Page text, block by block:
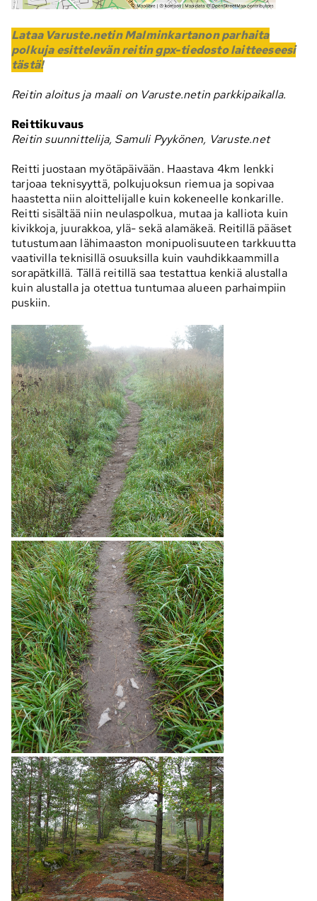
Lataa Varuste.netin Malminkartanon parhaita
polkuja esittelevän reitin gpx-tiedosto laitteeseesi
tästä!
Reitin aloitus ja maali on Varuste.netin parkkipaikalla.
Reittikuvaus
Reitin suunnittelija, Samuli Pyykönen, Varuste.net
Reitti juostaan myötäpäivään. Haastava 4km lenkki
tarjoaa teknisyyttä, polkujuoksun riemua ja sopivaa
haastetta niin aloittelijalle kuin kokeneelle konkarille.
Reitti sisältää niin neulaspolkua, mutaa ja kalliota kuin
kivikkoja, juurakkoa, ylä- sekä alamäkeä. Reitillä pääset
tutustumaan lähimaaston monipuolisuuteen tarkkuutta
vaativilla teknisillä osuuksilla kuin vauhdikkaammilla
sorapätkillä. Tällä reitillä saa testattua kenkiä alustalla
kuin alustalla ja otettua tuntumaa alueen parhaimpiin
puskiin.